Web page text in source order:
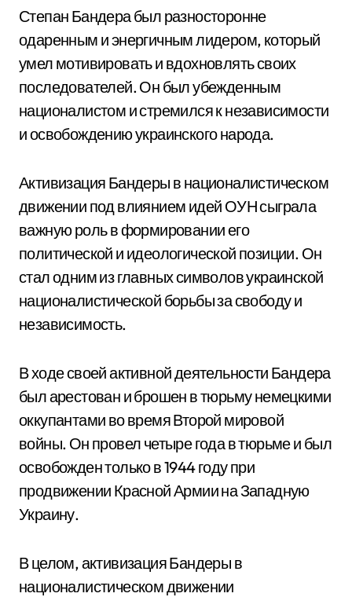
Степан Бандера был разносторонне
одаренным и энергичным лидером, который
умел мотивировать и вдохновлять своих
последователей. Он был убежденным
националистом и стремился к независимости
и освобождению украинского народа.
Активизация Бандеры в националистическом
движении под влиянием идей ОУН сыграла
важную роль в формировании его
политической и идеологической позиции. Он
стал одним из главных символов украинской
националистической борьбы за свободу и
независимость.
В ходе своей активной деятельности Бандера
был арестован и брошен в тюрьму немецкими
оккупантами во время Второй мировой
войны. Он провел четыре года в тюрьме и был
освобожден только в 1944 году при
продвижении Красной Армии на Западную
Украину.
В целом, активизация Бандеры в
националистическом движении